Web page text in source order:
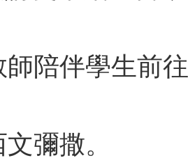
陪伴學生前
彌撒。